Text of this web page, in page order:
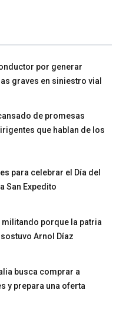
por generar
graves en siniestro vial
de promesas
que hablan de los
para celebrar el Día del
San Expedito
militando porque la patria
Arnol Díaz
busca comprar a
y prepara una oferta